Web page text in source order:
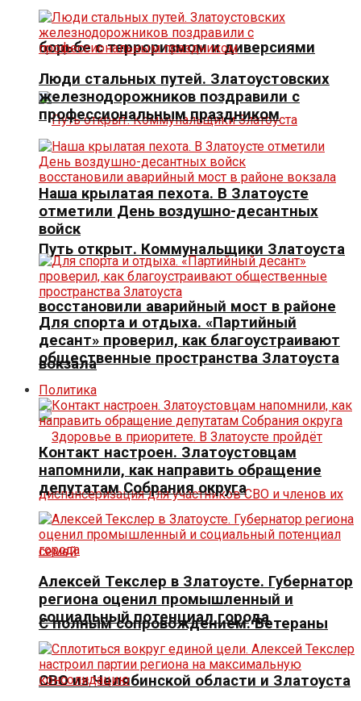
борьбе с терроризмом и диверсиями
Путь открыт. Коммунальщики Златоуста
восстановили аварийный мост в районе
вокзала
С полным сопровождением. Ветераны
СВО из Челябинской области и Златоуста
Люди стальных путей. Златоустовских
железнодорожников поздравили с
профессиональным праздником
Наша крылатая пехота. В Златоусте
отметили День воздушно-десантных
войск
Для спорта и отдыха. «Партийный
десант» проверил, как благоустраивают
общественные пространства Златоуста
Политика
Контакт настроен. Златоустовцам
напомнили, как направить обращение
депутатам Собрания округа
Алексей Текслер в Златоусте. Губернатор
региона оценил промышленный и
социальный потенциал города